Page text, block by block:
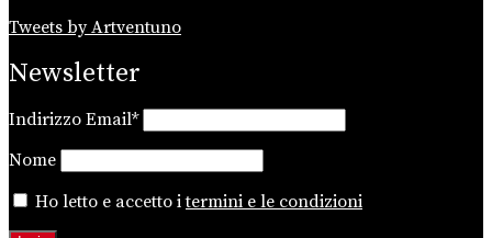
Tweets by Artventuno
Newsletter
Indirizzo Email*
Nome
Ho letto e accetto itermini e le condizioni